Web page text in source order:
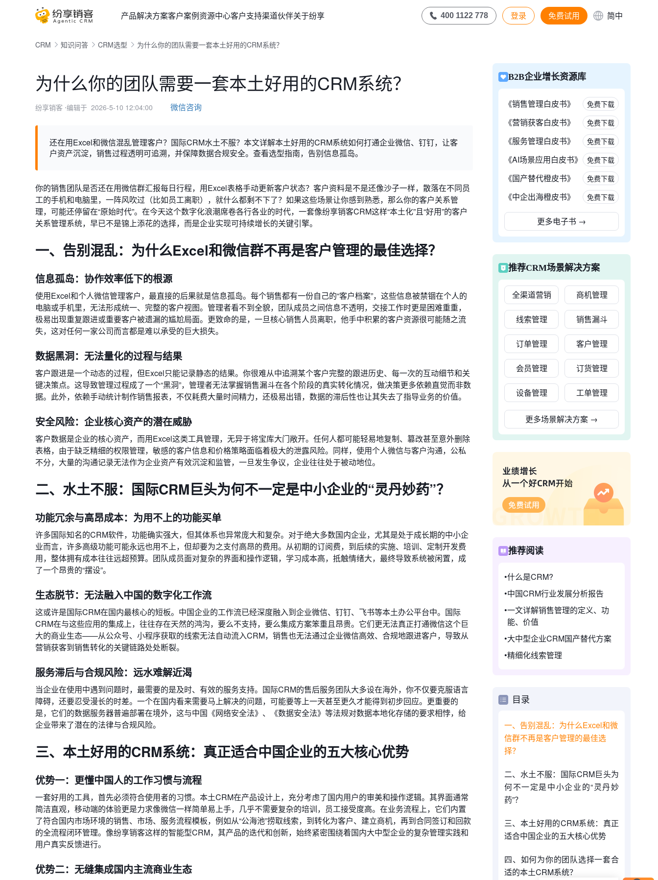
产品解决方案客户案例资源中心客户支持渠道伙伴关于纷享 400 1122 778 登录 免费试用 简中
CRM 知识问答 CRM选型 为什么你的团队需要一套本土好用的CRM系统？
为什么你的团队需要一套本土好用的CRM系统？
纷享销客 ⋅编辑于 2026-5-10 12:04:00 微信咨询
还在用Excel和微信混乱管理客户？国际CRM水土不服？本文详解本土好用的CRM系统如何打通企业微信、钉钉，让客
户资产沉淀，销售过程透明可追溯，并保障数据合规安全。查看选型指南，告别信息孤岛。
你的销售团队是否还在用微信群汇报每日行程，用Excel表格手动更新客户状态？客户资料是不是还像沙子一样，散落在不同员
工的手机和电脑里，一阵风吹过（比如员工离职），就什么都剩不下了？如果这些场景让你感到熟悉，那么你的客户关系管
理，可能还停留在“原始时代”。在今天这个数字化浪潮席卷各行各业的时代，一套像纷享销客CRM这样“本土化”且“好用”的客户
关系管理系统，早已不是锦上添花的选择，而是企业实现可持续增长的关键引擎。
一、告别混乱：为什么Excel和微信群不再是客户管理的最佳选择？
信息孤岛：协作效率低下的根源
使用Excel和个人微信管理客户，最直接的后果就是信息孤岛。每个销售都有一份自己的“客户档案”，这些信息被禁锢在个人的
电脑或手机里，无法形成统一、完整的客户视图。管理者看不到全貌，团队成员之间信息不透明，交接工作时更是困难重重，
极易出现重复跟进或重要客户被遗漏的尴尬局面。更致命的是，一旦核心销售人员离职，他手中积累的客户资源很可能随之流
失，这对任何一家公司而言都是难以承受的巨大损失。
数据黑洞：无法量化的过程与结果
客户跟进是一个动态的过程，但Excel只能记录静态的结果。你很难从中追溯某个客户完整的跟进历史、每一次的互动细节和关
键决策点。这导致管理过程成了一个“黑洞”，管理者无法掌握销售漏斗在各个阶段的真实转化情况，做决策更多依赖直觉而非数
据。此外，依赖手动统计制作销售报表，不仅耗费大量时间精力，还极易出错，数据的滞后性也让其失去了指导业务的价值。
安全风险：企业核心资产的潜在威胁
客户数据是企业的核心资产，而用Excel这类工具管理，无异于将宝库大门敞开。任何人都可能轻易地复制、篡改甚至意外删除
表格，由于缺乏精细的权限管理，敏感的客户信息和价格策略面临着极大的泄露风险。同样，使用个人微信与客户沟通，公私
不分，大量的沟通记录无法作为企业资产有效沉淀和监管，一旦发生争议，企业往往处于被动地位。
二、水土不服：国际CRM巨头为何不一定是中小企业的“灵丹妙药”？
功能冗余与高昂成本：为用不上的功能买单
许多国际知名的CRM软件，功能确实强大，但其体系也异常庞大和复杂。对于绝大多数国内企业，尤其是处于成长期的中小企
业而言，许多高级功能可能永远也用不上，但却要为之支付高昂的费用。从初期的订阅费，到后续的实施、培训、定制开发费
用，整体拥有成本往往远超预算。团队成员面对复杂的界面和操作逻辑，学习成本高，抵触情绪大，最终导致系统被闲置，成
了一个昂贵的“摆设”。
生态脱节：无法融入中国的数字化工作流
这或许是国际CRM在国内最核心的短板。中国企业的工作流已经深度融入到企业微信、钉钉、飞书等本土办公平台中。国际
CRM在与这些应用的集成上，往往存在天然的鸿沟，要么不支持，要么集成方案笨重且昂贵。它们更无法真正打通微信这个巨
大的商业生态——从公众号、小程序获取的线索无法自动流入CRM，销售也无法通过企业微信高效、合规地跟进客户，导致从
营销获客到销售转化的关键链路处处断裂。
服务滞后与合规风险：远水难解近渴
当企业在使用中遇到问题时，最需要的是及时、有效的服务支持。国际CRM的售后服务团队大多设在海外，你不仅要克服语言
障碍，还要忍受漫长的时差。一个在国内看来需要马上解决的问题，可能要等上一天甚至更久才能得到初步回应。更重要的
是，它们的数据服务器普遍部署在境外，这与中国《网络安全法》、《数据安全法》等法规对数据本地化存储的要求相悖，给
企业带来了潜在的法律与合规风险。
三、本土好用的CRM系统：真正适合中国企业的五大核心优势
优势一：更懂中国人的工作习惯与流程
一套好用的工具，首先必须符合使用者的习惯。本土CRM在产品设计上，充分考虑了国内用户的审美和操作逻辑。其界面通常
简洁直观，移动端的体验更是力求像微信一样简单易上手，几乎不需要复杂的培训，员工接受度高。在业务流程上，它们内置
了符合国内市场环境的销售、市场、服务流程模板，例如从“公海池”捞取线索，到转化为客户、建立商机，再到合同签订和回款
的全流程闭环管理。像纷享销客这样的智能型CRM，其产品的迭代和创新，始终紧密围绕着国内大中型企业的复杂管理实践和
用户真实反馈进行。
优势二：无缝集成国内主流商业生态
B2B企业增长资源库
《销售管理白皮书》 免费下载
《营销获客白皮书》 免费下载
《服务管理白皮书》 免费下载
《AI场景应用白皮书》 免费下载
《国产替代橙皮书》 免费下载
《中企出海橙皮书》 免费下载
更多电子书 →
推荐CRM场景解决方案
全渠道营销 商机管理
线索管理 销售漏斗
订单管理 客户管理
会员管理 订货管理
设备管理 工单管理
更多场景解决方案 →
推荐阅读
什么是CRM?
中国CRM行业发展分析报告
一文详解销售管理的定义、功
能、价值
大中型企业CRM国产替代方案
精细化线索管理
目录
一、告别混乱：为什么Excel和微
信群不再是客户管理的最佳选
择？
二、水土不服：国际CRM巨头为
何不一定是中小企业的“灵丹妙
药”？
三、本土好用的CRM系统：真正
适合中国企业的五大核心优势
四、如何为你的团队选择一套合
适的本土CRM系统？